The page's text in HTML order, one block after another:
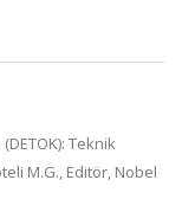
Teknik
M.G., Editör, Nobel